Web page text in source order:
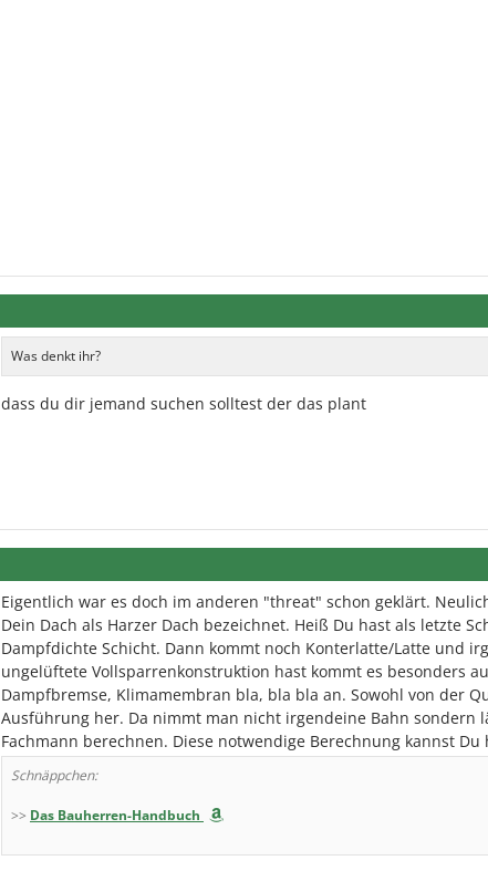
Was denkt ihr?
dass du dir jemand suchen solltest der das plant
Eigentlich war es doch im anderen "threat" schon geklärt.
Dein Dach als Harzer Dach bezeichnet. Heiß Du hast als letzte
Dampfdichte Schicht. Dann kommt noch Konterlatte/Latte und
ungelüftete Vollsparrenkonstruktion hast kommt es besonders
Dampfbremse, Klimamembran bla, bla bla an. Sowohl von der
Ausführung her. Da nimmt man nicht irgendeine Bahn sondern
Fachmann berechnen. Diese notwendige Berechnung kannst
Schnäppchen:
>> Das Bauherren-Handbuch